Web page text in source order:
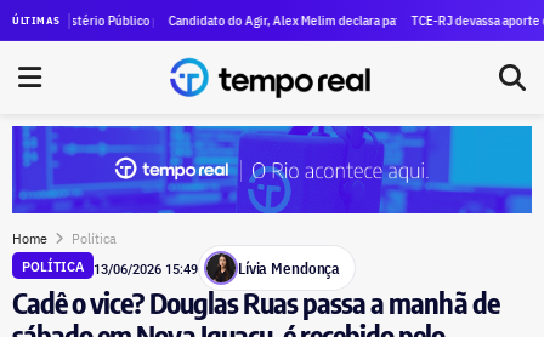
ÚLTIMASem patrimônio
Público pede execução da condenação e da inelegibilidade de Garotinho
Candidato do Agir, Alex Melim declara patrimônio de R$ 30 milhões à
TCE-RJ devassa aporte de R$
Home Política
POLÍTICA 13/06/2026 15:49 Lívia Mendonça
Cadê o vice? Douglas Ruas passa a manhã de